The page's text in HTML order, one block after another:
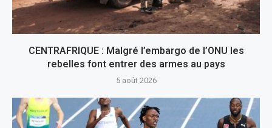
CENTRAFRIQUE : Malgré l’embargo de l’ONU les
rebelles font entrer des armes au pays
5 août 2026